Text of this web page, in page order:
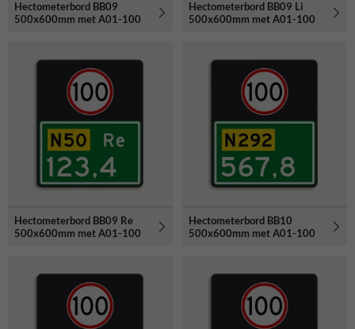
Hectometerbord BB09
500x600mm met A01-100
Hectometerbord BB09 Li
500x600mm met A01-100
Hectometerbord BB09 Re
500x600mm met A01-100
Hectometerbord BB10
500x600mm met A01-100